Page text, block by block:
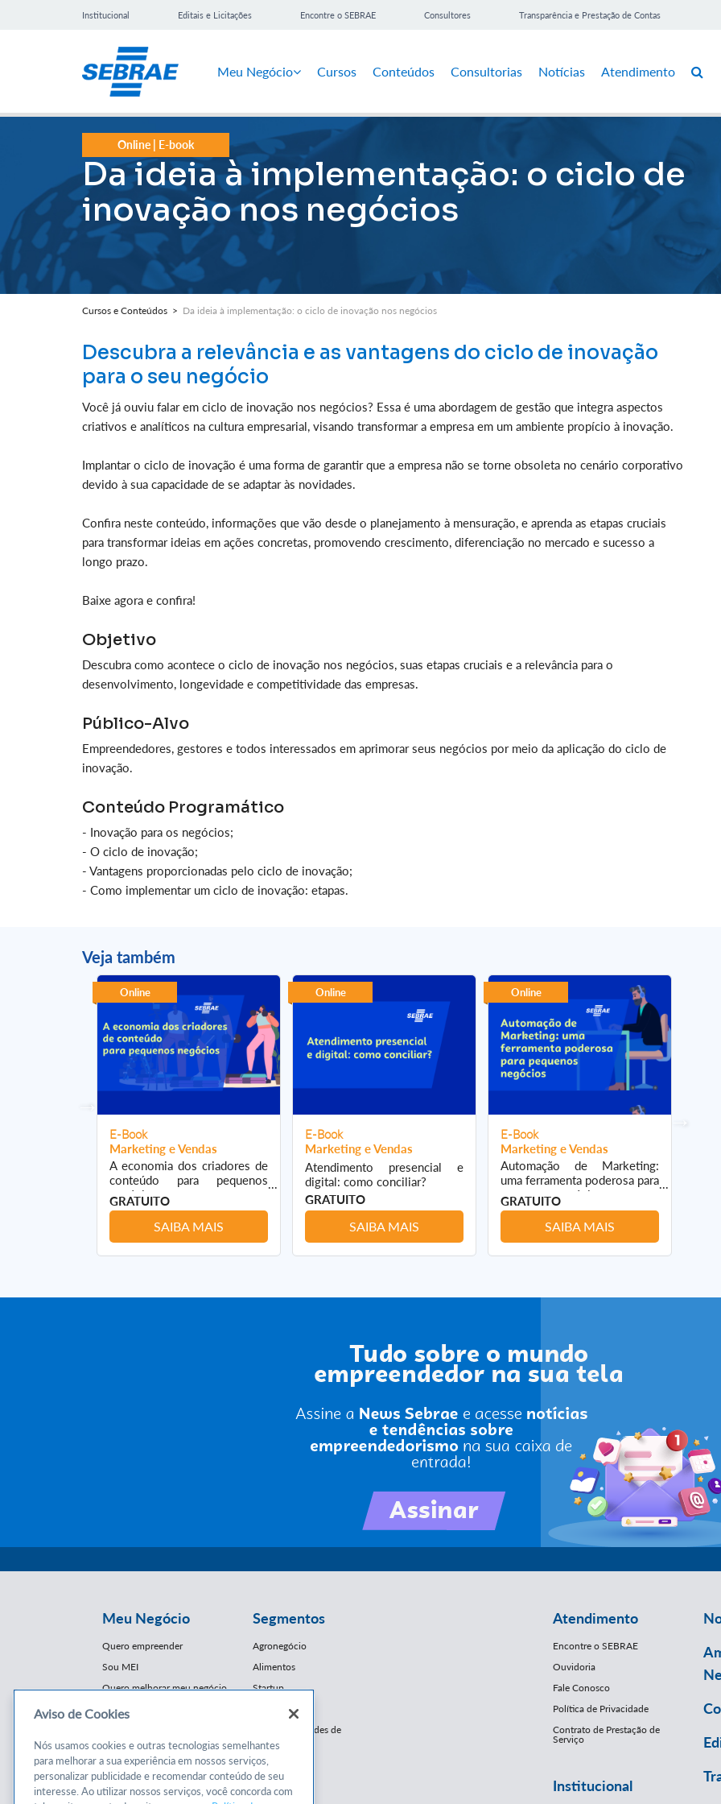
Institucional Editais e Licitações Encontre o SEBRAE Consultores Transparência e Prestação de Contas
Meu Negócio Cursos Conteúdos Consultorias Notícias Atendimento
Online | E-book
Da ideia à implementação: o ciclo de
inovação nos negócios
Cursos e Conteúdos > Da ideia à implementação: o ciclo de inovação nos negócios
Descubra a relevância e as vantagens do ciclo de inovação
para o seu negócio
Você já ouviu falar em ciclo de inovação nos negócios? Essa é uma abordagem de gestão que integra aspectos
criativos e analíticos na cultura empresarial, visando transformar a empresa em um ambiente propício à inovação.
Implantar o ciclo de inovação é uma forma de garantir que a empresa não se torne obsoleta no cenário corporativo
devido à sua capacidade de se adaptar às novidades.
Confira neste conteúdo, informações que vão desde o planejamento à mensuração, e aprenda as etapas cruciais
para transformar ideias em ações concretas, promovendo crescimento, diferenciação no mercado e sucesso a
longo prazo.
Baixe agora e confira!
Objetivo
Descubra como acontece o ciclo de inovação nos negócios, suas etapas cruciais e a relevância para o
desenvolvimento, longevidade e competitividade das empresas.
Público-Alvo
Empreendedores, gestores e todos interessados em aprimorar seus negócios por meio da aplicação do ciclo de
inovação.
Conteúdo Programático
- Inovação para os negócios;
- O ciclo de inovação;
- Vantagens proporcionadas pelo ciclo de inovação;
- Como implementar um ciclo de inovação: etapas.
Veja também
Online
E-Book
Marketing e Vendas
A economia dos criadores de
conteúdo para pequenos
negócios
GRATUITO
SAIBA MAIS
Online
E-Book
Marketing e Vendas
Atendimento presencial e
digital: como conciliar?
GRATUITO
SAIBA MAIS
Online
E-Book
Marketing e Vendas
Automação de Marketing:
uma ferramenta poderosa para
pequenos negócios
GRATUITO
SAIBA MAIS
Meu Negócio
Quero empreender
Sou MEI
Quero melhorar meu negócio
Conteúdos
Cursos
Consultorias
Segmentos
Agronegócio
Alimentos
Startup
E-Commerce
Franquias / Redes de
Cooperação
Moda
Moveleiro
Atendimento
Encontre o SEBRAE
Ouvidoria
Fale Conosco
Política de Privacidade
Contrato de Prestação de
Serviço
Institucional
Aviso de Cookies
Nós usamos cookies e outras tecnologias semelhantes
para melhorar a sua experiência em nossos serviços,
personalizar publicidade e recomendar conteúdo de seu
interesse. Ao utilizar nossos serviços, você concorda com